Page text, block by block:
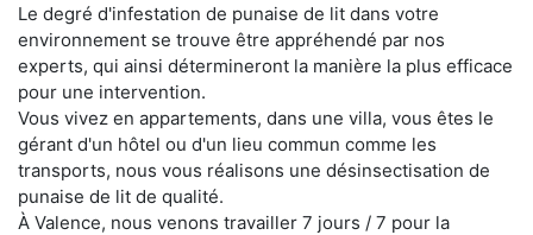
Le degré d'infestation de punaise de lit dans votre
environnement se trouve être appréhendé par nos
experts, qui ainsi détermineront la manière la plus efficace
pour une intervention.
Vous vivez en appartements, dans une villa, vous êtes le
gérant d'un hôtel ou d'un lieu commun comme les
transports, nous vous réalisons une désinsectisation de
punaise de lit de qualité.
À Valence, nous venons travailler 7 jours / 7 pour la